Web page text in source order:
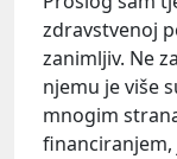
zdravstvenoj
zanimljiv. Ne
njemu je više
mnogim